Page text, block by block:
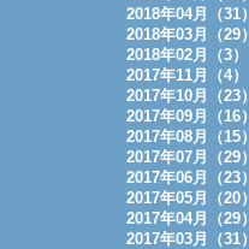
2018年04月（31）
2018年03月（29）
2018年02月（3）
2017年11月（4）
2017年10月（23）
2017年09月（16）
2017年08月（15）
2017年07月（29）
2017年06月（23）
2017年05月（20）
2017年04月（29）
2017年03月（31）